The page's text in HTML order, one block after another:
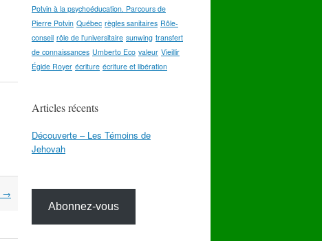
→
Potvin à la psychoéducation. Parcours de
Pierre Potvin Québec règles sanitaires Rôle-
conseil rôle de l'universitaire sunwing transfert
de connaissances Umberto Eco valeur Vieillir
Égide Royer écriture écriture et libération
Articles récents
Découverte – Les Témoins de
Jehovah
Abonnez-vous